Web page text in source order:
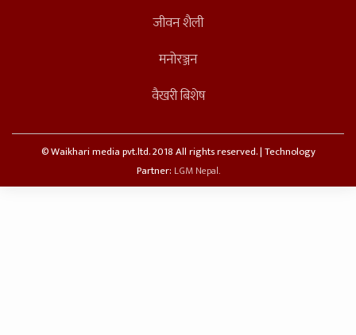
जीवन शैली
मनोरञ्जन
वैखरी बिशेष
© Waikhari media pvt.ltd. 2018 All rights reserved. | Technology
Partner: LGM Nepal.